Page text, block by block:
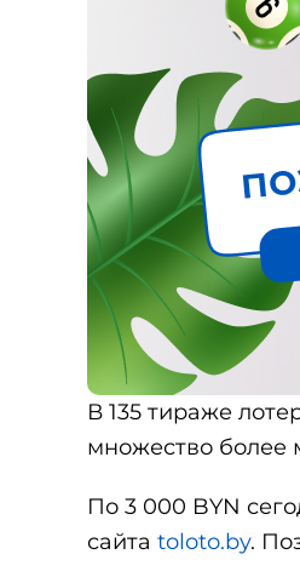
В 135 тираже
множество более
По 3 000 BYN
сайта toloto.by.